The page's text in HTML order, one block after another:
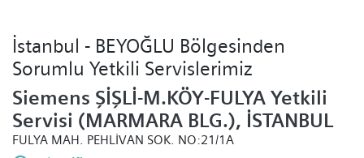
İstanbul - BEYOĞLU Bölgesinden
Sorumlu Yetkili Servislerimiz
Siemens ŞİŞLİ-M.KÖY-FULYA Yetkili
Servisi (MARMARA BLG.), İSTANBUL
FULYA MAH. PEHLİVAN SOK. NO:21/1A